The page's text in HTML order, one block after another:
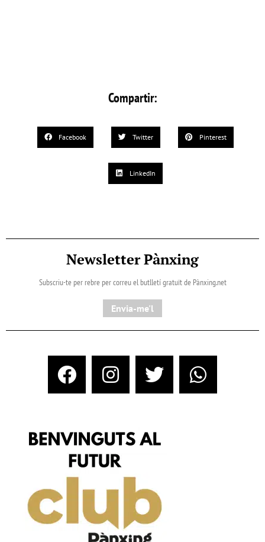
Compartir:
Facebook Twitter Pinterest
LinkedIn
Newsletter Pànxing
Subscriu-te per rebre per correu el butlletí gratuït de Pànxing.net​
Envia-me'l